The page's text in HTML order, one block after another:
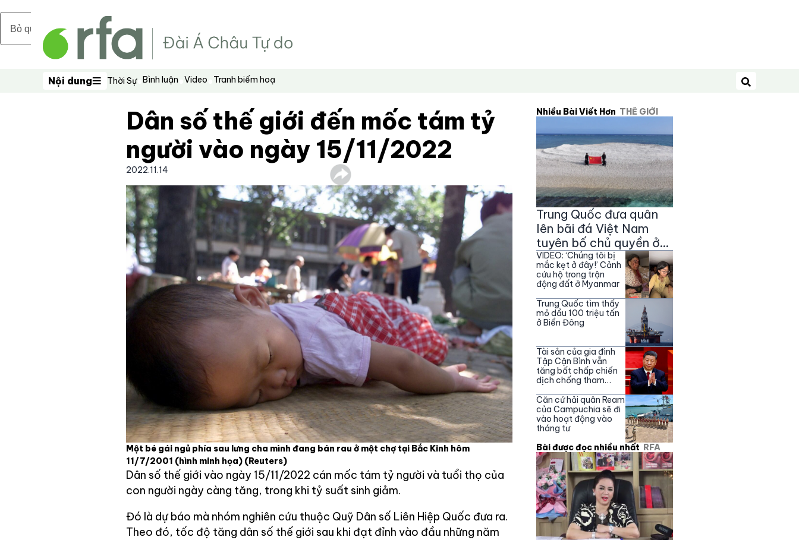
Bỏ qua nội dung chính
Nội dung
Nội dung Thời Sự Bình luận Video Tranh biếm hoạ
Tìm kiếm
Dân số thế giới đến mốc tám tỷ
người vào ngày 15/11/2022
2022.11.14
Một bé gái ngủ phía sau lưng cha mình đang bán rau ở một chợ tại Bắc Kinh hôm
11/7/2001 (hình minh họa) (Reuters)
Dân số thế giới vào ngày 15/11/2022 cán mốc tám tỷ người và tuổi thọ của
con người ngày càng tăng, trong khi tỷ suất sinh giảm.
Đó là dự báo mà nhóm nghiên cứu thuộc Quỹ Dân số Liên Hiệp Quốc đưa ra.
Theo đó, tốc độ tăng dân số thế giới sau khi đạt đỉnh vào đầu những năm
Nhiều Bài Viết Hơn THẾ GIỚI
Trung Quốc đưa quân
lên bãi đá Việt Nam
tuyên bố chủ quyền ở
Trường Sa
VIDEO: ‘Chúng tôi bị
mắc kẹt ở đây!’ Cảnh
cứu hộ trong trận
động đất ở Myanmar
Trung Quốc tìm thấy
mỏ dầu 100 triệu tấn
ở Biển Đông
Tài sản của gia đình
Tập Cận Bình vẫn
tăng bất chấp chiến
dịch chống tham
Căn cứ hải quân Ream
của Campuchia sẽ đi
vào hoạt động vào
tháng tư
Bài được đọc nhiều nhất RFA